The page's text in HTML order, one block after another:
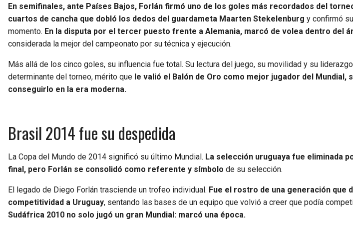
En semifinales, ante Países Bajos, Forlán firmó uno de los goles más recordados del
cuartos de cancha que dobló los dedos del guardameta Maarten Stekelenburg y confirmó
momento. En la disputa por el tercer puesto frente a Alemania, marcó de volea dentro del
considerada la mejor del campeonato por su técnica y ejecución.
Más allá de los cinco goles, su influencia fue total. Su lectura del juego, su movilidad y su
determinante del torneo, mérito que le valió el Balón de Oro como mejor jugador del Mundial,
conseguirlo en la era moderna.
Brasil 2014 fue su despedida
La Copa del Mundo de 2014 significó su último Mundial. La selección uruguaya fue eliminada
final, pero Forlán se consolidó como referente y símbolo de su selección.
El legado de Diego Forlán trasciende un trofeo individual. Fue el rostro de una generación que
competitividad a Uruguay, sentando las bases de un equipo que volvió a creer que podía
Sudáfrica 2010 no solo jugó un gran Mundial: marcó una época.